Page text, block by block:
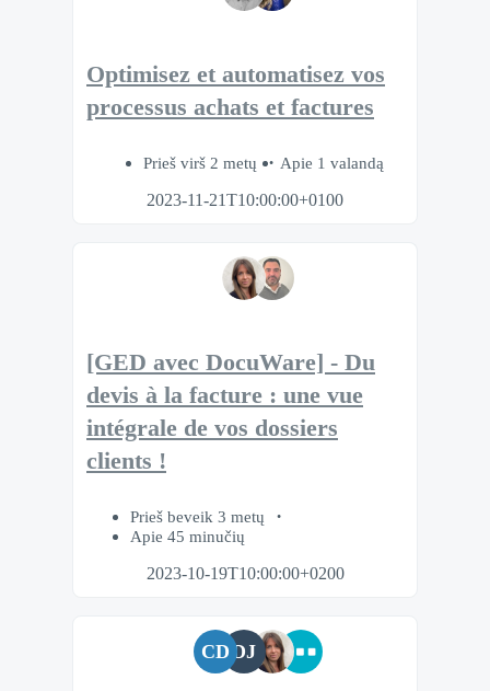
Optimisez et automatisez vos
processus achats et factures
Prieš virš 2 metų
Apie 1 valandą
2023-11-21T10:00:00+0100
[GED avec DocuWare] - Du
devis à la facture : une vue
intégrale de vos dossiers
clients !
Prieš beveik 3 metų
Apie 45 minučių
2023-10-19T10:00:00+0200
CD DJ